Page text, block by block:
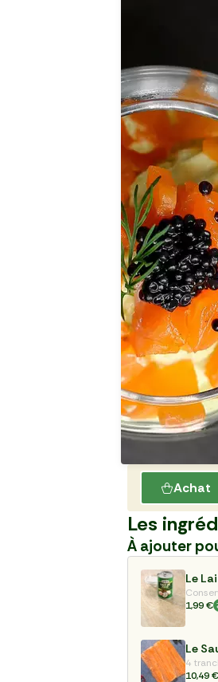
Achat
Les
À ajouter
Le
1,99 €
Le
4
10,49 €